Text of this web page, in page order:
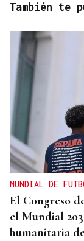
También te
MUNDIAL DE
El Congreso
el Mundial
humanitaria